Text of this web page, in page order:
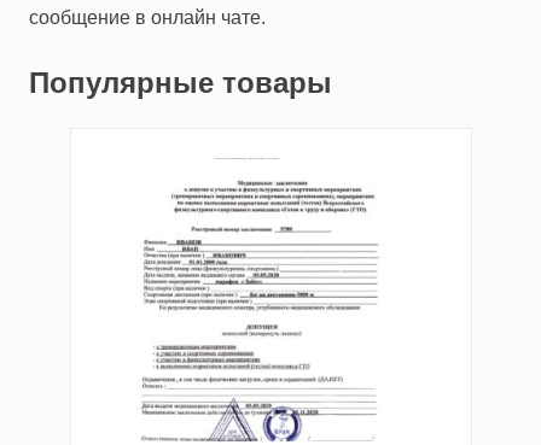
сообщение в онлайн чате.
Популярные товары